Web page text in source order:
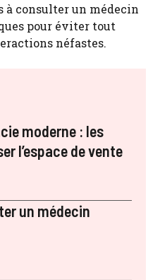
à consulter un médecin
pour éviter tout
néfastes.
moderne : les
l’espace de vente
un médecin